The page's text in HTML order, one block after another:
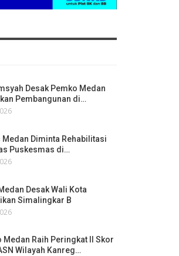
Desak Pemko Medan
Pembangunan di…
Medan Diminta Rehabilitasi
Puskesmas di…
Desak Wali Kota
Simalingkar B
Medan Raih Peringkat II Skor
Wilayah Kanreg…